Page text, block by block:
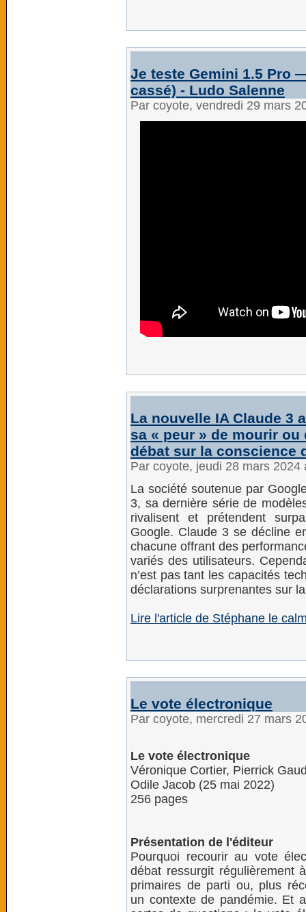
Je teste Gemini 1.5 Pro
cassé) - Ludo Salenne
Par coyote, vendredi 29 mars
La nouvelle IA Claude 3
sa « peur » de mourir
débat sur la conscience
Par coyote, jeudi 28 mars
La société soutenue par
3, sa dernière série de
rivalisent et prétendent
Google. Claude 3 se décline
chacune offrant des
variés des utilisateurs.
n’est pas tant les capacités
déclarations surprenantes sur
Lire l'article de Stéphane le
Le vote électronique
Par coyote, mercredi 27 mars
Le vote électronique
Véronique Cortier, Pierrick
Odile Jacob (25 mai 2022)
256 pages
Présentation de l'éditeur
Pourquoi recourir au vote
débat ressurgit régulièrement
primaires de parti ou, plus
un contexte de pandémie. Et